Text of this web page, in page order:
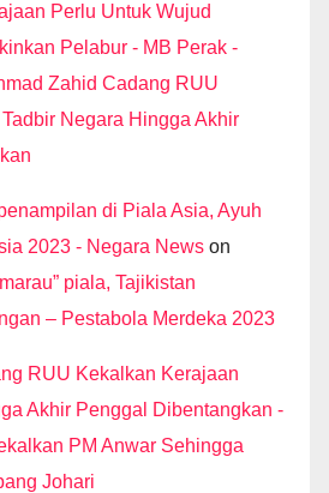
Perlu Untuk Wujud
Pelabur - MB Perak -
Zahid Cadang RUU
Negara Hingga Akhir
di Piala Asia, Ayuh
2023 - Negara News on
piala, Tajikistan
– Pestabola Merdeka 2023
RUU Kekalkan Kerajaan
Akhir Penggal Dibentangkan -
PM Anwar Sehingga
Johari